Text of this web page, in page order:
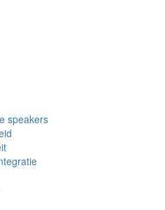
speakers